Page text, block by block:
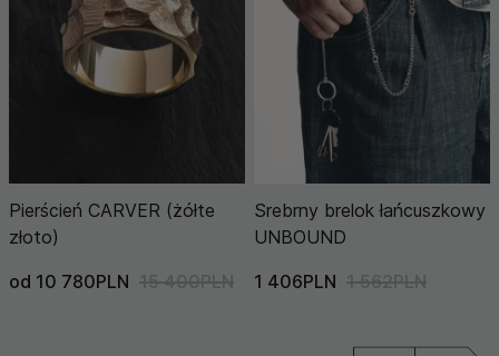
Pierścień CARVER (żółte
złoto)
od 10 780PLN 15 400PLN
Srebrny brelok łańcuszkowy
UNBOUND
1 406PLN 1 562PLN